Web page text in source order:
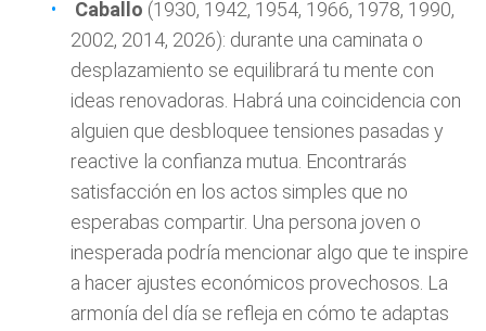
Caballo (1930, 1942, 1954, 1966, 1978, 1990,
2002, 2014, 2026): durante una caminata o
desplazamiento se equilibrará tu mente con
ideas renovadoras. Habrá una coincidencia con
alguien que desbloquee tensiones pasadas y
reactive la confianza mutua. Encontrarás
satisfacción en los actos simples que no
esperabas compartir. Una persona joven o
inesperada podría mencionar algo que te inspire
a hacer ajustes económicos provechosos. La
armonía del día se refleja en cómo te adaptas